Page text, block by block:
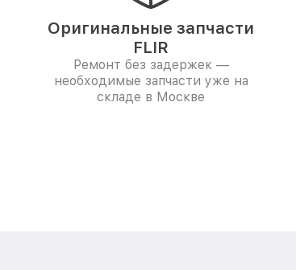
Оригинальные запчасти
FLIR
Ремонт без задержек —
необходимые запчасти уже на
складе в Москве